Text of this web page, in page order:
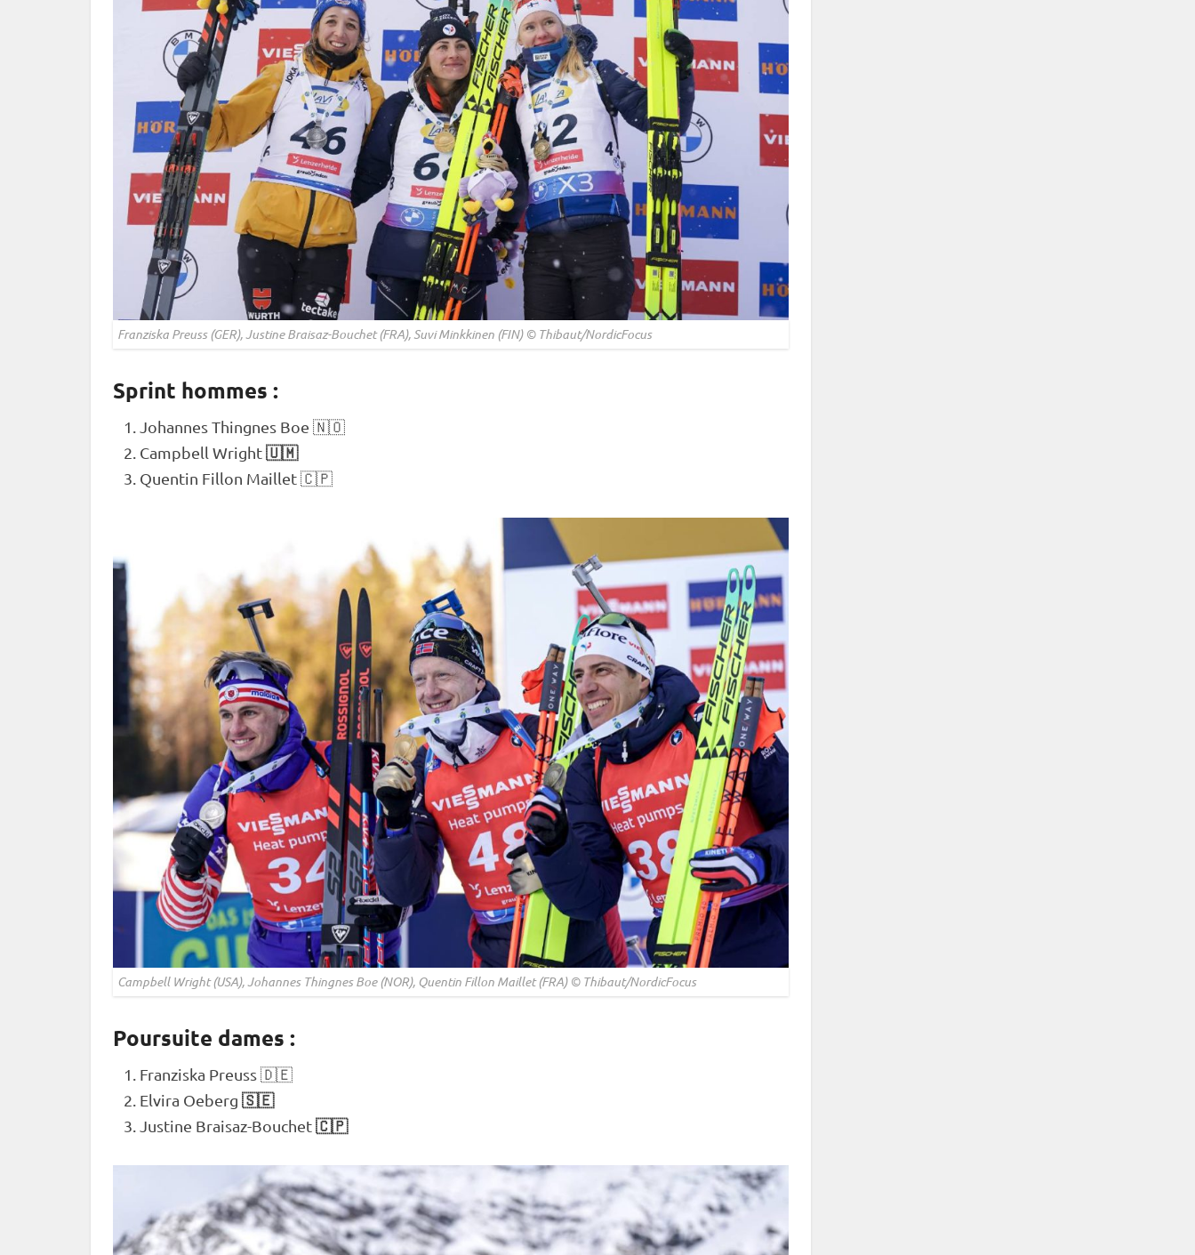
Franziska Preuss (GER), Justine Braisaz-Bouchet (FRA), Suvi Minkkinen (FIN) © Thibaut/NordicFocus
Sprint hommes :
Johannes Thingnes Boe 🇳🇴
Campbell Wright🇺🇲
Quentin Fillon Maillet 🇨🇵
Campbell Wright (USA), Johannes Thingnes Boe (NOR), Quentin Fillon Maillet (FRA) © Thibaut/NordicFocus
Poursuite dames :
Franziska Preuss 🇩🇪
Elvira Oeberg 🇸🇪
Justine Braisaz-Bouchet🇨🇵